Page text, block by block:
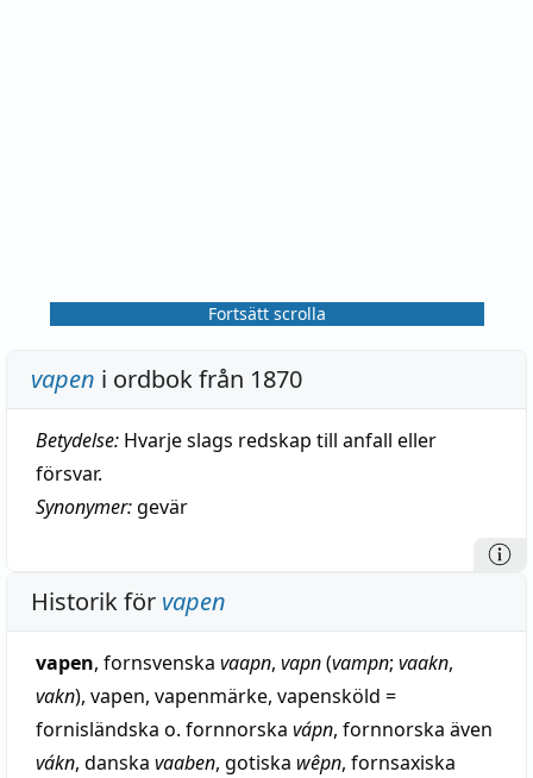
Fortsätt scrolla
vapen i ordbok från 1870
Betydelse: Hvarje slags redskap till anfall eller
försvar.
Synonymer:gevär
Historik för vapen
vapen, fornsvenska vaapn, vapn(vampn; vaakn,
vakn), vapen, vapenmärke, vapensköld =
fornisländska o. fornnorska vápn, fornnorska även
vákn, danska vaaben, gotiska wêpn, fornsaxiska